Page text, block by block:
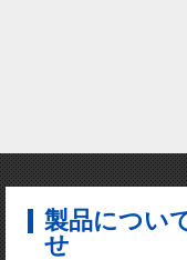
製品につい
せ